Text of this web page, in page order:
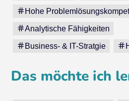
Hohe
Analytische Fähigkeiten
Business- & IT-Stratgie
Das möchte ich